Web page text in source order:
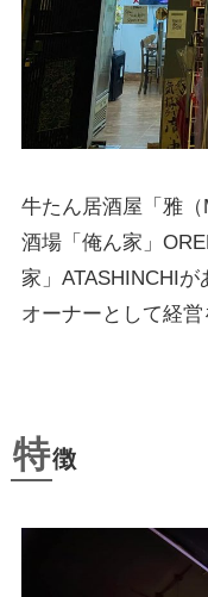
牛たん居酒屋「雅
酒場「俺ん家」
家」ATASHINCHI
オーナーとして経営
特徴